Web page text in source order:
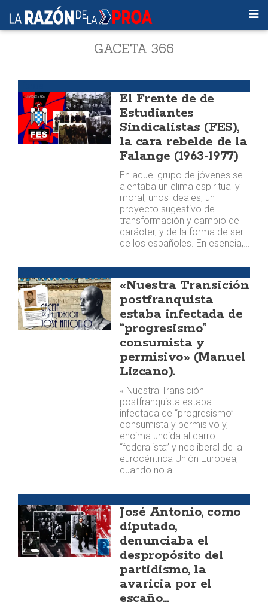
GACETA 366
El Frente de de
Estudiantes
Sindicalistas (FES),
la cara rebelde de la
Falange (1963-1977)
En aquel grupo de jóvenes se
alentaba un clima espiritual y
moral, unos ideales, un
proyecto sugestivo de
transformación y cambio del
carácter, y de la forma de ser
de los españoles. En esencia,…
«Nuestra Transición
postfranquista
estaba infectada de
“progresismo”
consumista y
permisivo» (Manuel
Lizcano).
« Nuestra Transición
postfranquista estaba
infectada de “progresismo”
consumista y permisivo y,
encima uncida al carro
“federalista” y neoliberal de la
eurocéntrica Unión Europea,
cuando no al…
José Antonio, como
diputado,
denunciaba el
despropósito del
partidismo, la
avaricia por el
escaño…